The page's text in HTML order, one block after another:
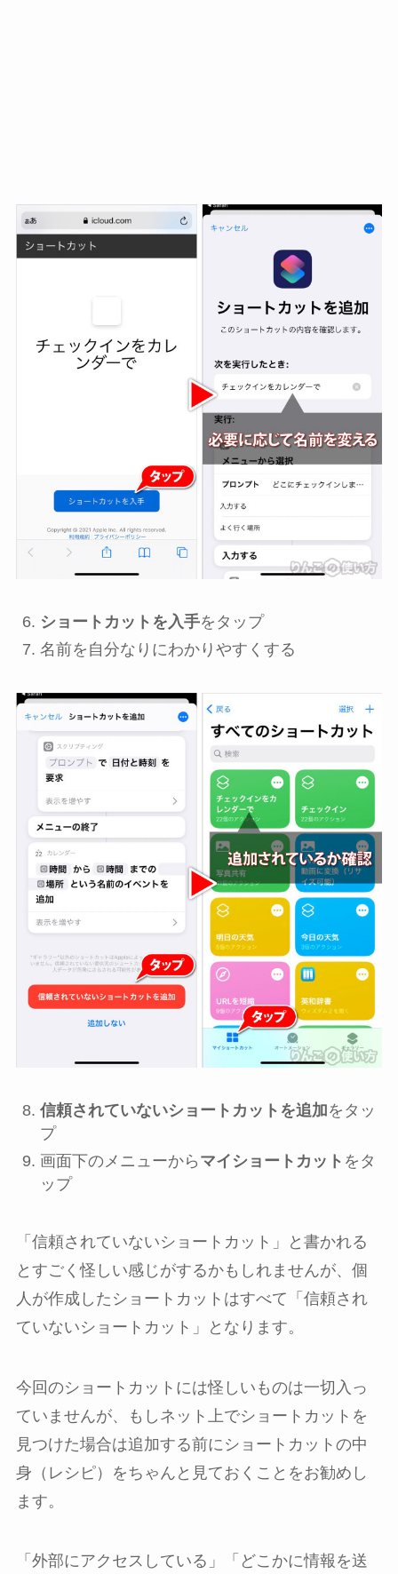
ショートカットを入手をタップ
名前を自分なりにわかりやすくする
信頼されていないショートカットを追加をタッ
プ
画面下のメニューから マイショートカット をタ
ップ
「信頼されていないショートカット」と書かれる
とすごく怪しい感じがするかもしれませんが、個
人が作成したショートカットはすべて「信頼され
ていないショートカット」となります。
今回のショートカットには怪しいものは一切入っ
ていませんが、もしネット上でショートカットを
見つけた場合は追加する前にショートカットの中
身（レシピ）をちゃんと見ておくことをお勧めし
ます。
「外部にアクセスしている」「どこかに情報を送